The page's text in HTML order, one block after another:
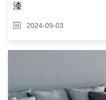
漆
2024-09-03